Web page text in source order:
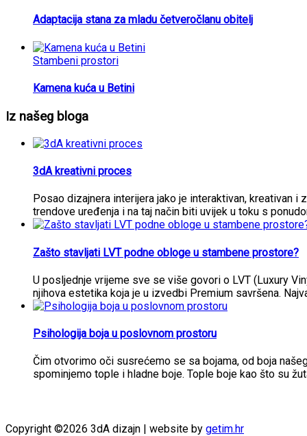
Adaptacija stana za mladu četveročlanu obitelj
Stambeni prostori
Kamena kuća u Betini
Iz našeg bloga
3dA kreativni proces
Posao dizajnera interijera jako je interaktivan, kreativan
trendove uređenja i na taj način biti uvijek u toku s
Zašto stavljati LVT podne obloge u stambene prostore?
U posljednje vrijeme sve se više govori o LVT (Luxury
njihova estetika koja je u izvedbi Premium savršena.
Psihologija boja u poslovnom prostoru
Čim otvorimo oči susrećemo se sa bojama, od boja
spominjemo tople i hladne boje. Tople boje kao što su
Copyright ©2026 3dA dizajn | website by getim.hr